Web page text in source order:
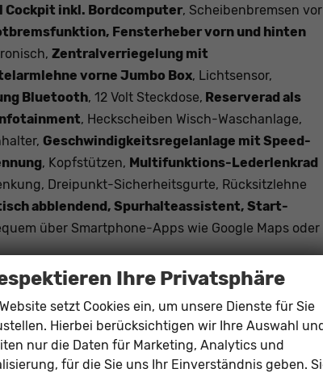
Cockpit inkl. Bordcomputer, Scheibenbremsen
Fensterheber vorn und hinten
Zentralverriegelung mit
vorne Jumbo Box, Lichtsensor,
Bluetooth, 12 Volt Steckdose, Reserverad als
, Heckscheiben Wisch-Waschanlage,
Geschwindigkeitsregelanlage mit Speed-
, Kopfstützen, Multifunktions-Lederlenkrad
Dreipunkt-Sicherheitsgurte, Rücksitzlehne
abblendend, Spurhalteassistent, Start-
über Smartphone-Apps wie Google Maps oder
Durch Apple CarPlay / Android Auto
(z.B. Google Maps oder Apple Karten) über den
Ihre Privatsphäre
setzt Cookies ein, um unsere Dienste für Sie
Hierbei berücksichtigen wir Ihre Auswahl
nur die Daten für Marketing, Analytics und
für die Sie uns Ihr Einverständnis geben.